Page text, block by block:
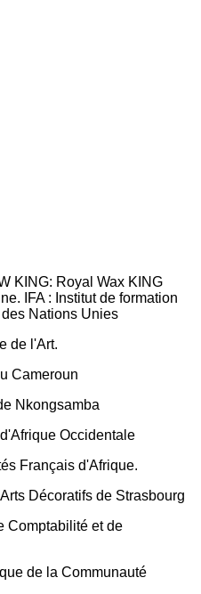
KING: Royal Wax KING
IFA : Institut de formation
Nations Unies
de l'Art.
Cameroun
Nkongsamba
Occidentale
Français d'Afrique.
Décoratifs de Strasbourg
Comptabilité et de
de la Communauté